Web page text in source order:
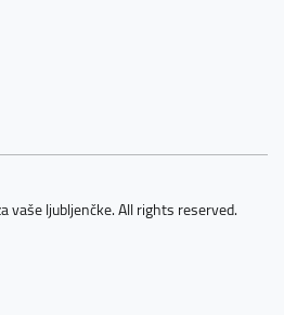
vaše ljubljenčke. All rights reserved.